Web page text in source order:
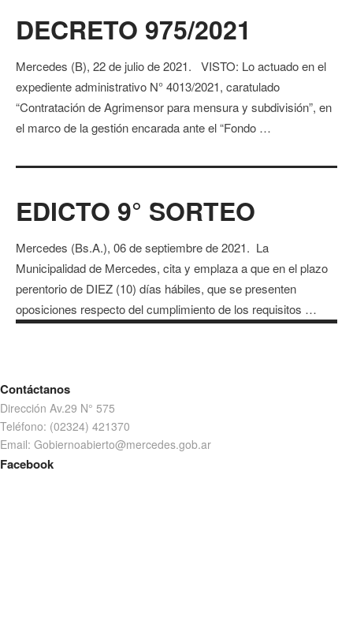
DECRETO 975/2021
Mercedes (B), 22 de julio de 2021. VISTO: Lo actuado en el
expediente administrativo N° 4013/2021, caratulado
“Contratación de Agrimensor para mensura y subdivisión”, en
el marco de la gestión encarada ante el “Fondo …
EDICTO 9° SORTEO
Mercedes (Bs.A.), 06 de septiembre de 2021. La
Municipalidad de Mercedes, cita y emplaza a que en el plazo
perentorio de DIEZ (10) días hábiles, que se presenten
oposiciones respecto del cumplimiento de los requisitos …
Contáctanos
Dirección Av.29 N° 575
Teléfono: (02324) 421370
Email: Gobiernoabierto@mercedes.gob.ar
Facebook